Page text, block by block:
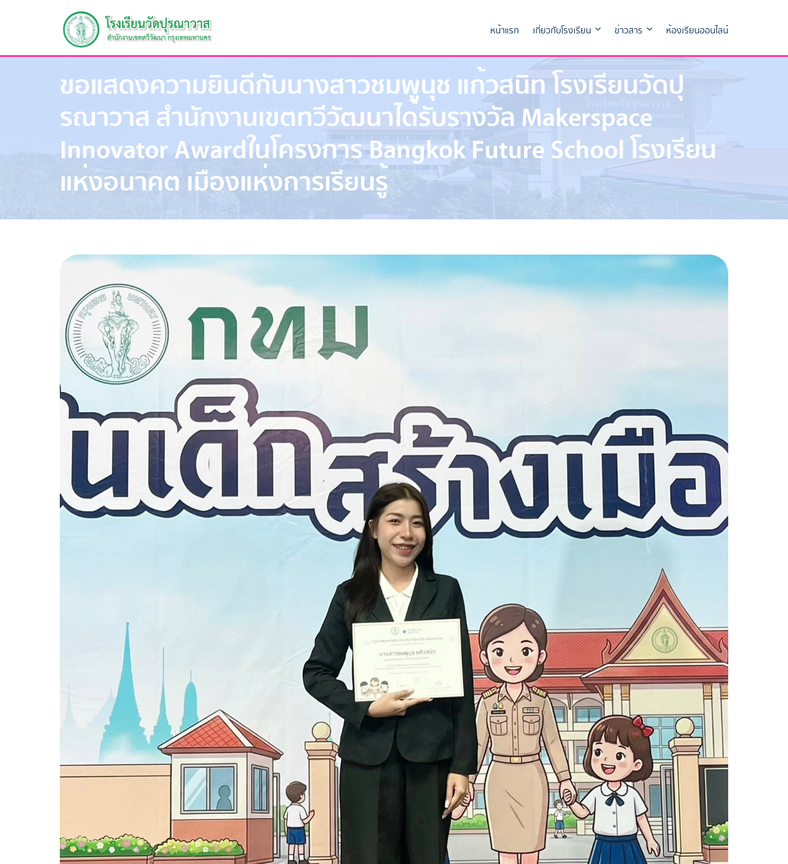
หน้าแรก เกี่ยวกับโรงเรียน ข่าวสาร ห้องเรียนออนไลน์
ขอแสดงความยินดีกับนางสาวชมพูนุช แก้วสนิท โรงเรียนวัดปุ
รณาวาส สำนักงานเขตทวีวัฒนาได้รับรางวัล Makerspace
Innovator Awardในโครงการ Bangkok Future School โรงเรียน
แห่งอนาคต เมืองแห่งการเรียนรู้